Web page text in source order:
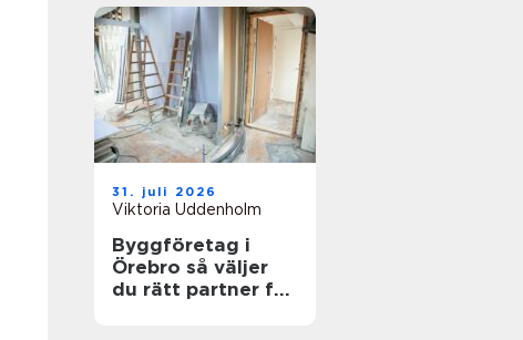
31. juli 2026
Viktoria Uddenholm
Byggföretag i
Örebro så väljer
du rätt partner för